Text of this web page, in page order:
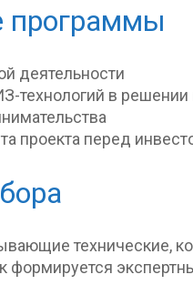
программы
деятельности
технологий в решении
проекта перед
технические,
формируется